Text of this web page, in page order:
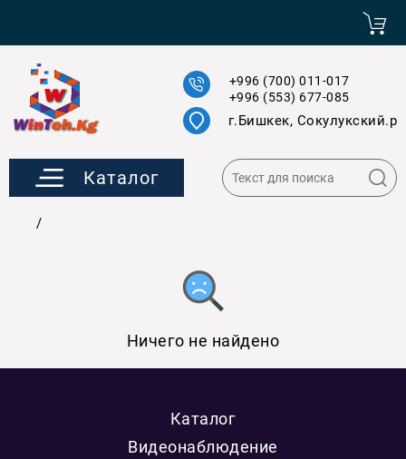
+996 (700) 011-017
+996 (553) 677-085
г.Бишкек, Сокулукский.р
Каталог
/
Ничего не найдено
Каталог
Видеонаблюдение